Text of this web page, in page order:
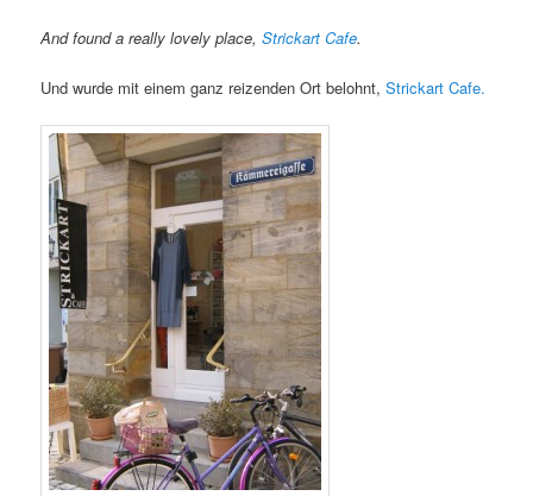
And found a really lovely place,Strickart Cafe.
Und wurde mit einem ganz reizenden Ort belohnt,Strickart Cafe.